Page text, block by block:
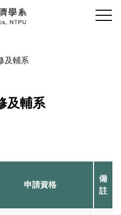
及輔系
及輔系
申請資格
備
註